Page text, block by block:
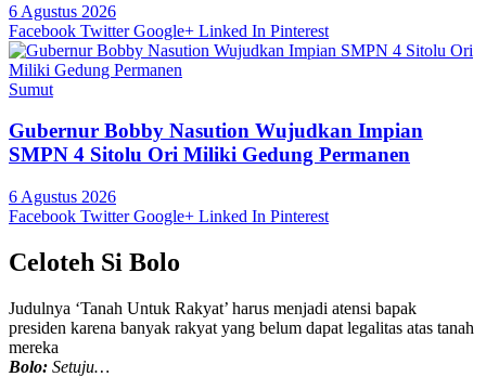
6 Agustus 2026
Facebook Twitter Google+ Linked In Pinterest
Sumut
Gubernur Bobby Nasution Wujudkan Impian
SMPN 4 Sitolu Ori Miliki Gedung Permanen
6 Agustus 2026
Facebook Twitter Google+ Linked In Pinterest
Celoteh Si Bolo
Judulnya ‘Tanah Untuk Rakyat’ harus menjadi atensi bapak
presiden karena banyak rakyat yang belum dapat legalitas atas tanah
mereka
Bolo: Setuju…